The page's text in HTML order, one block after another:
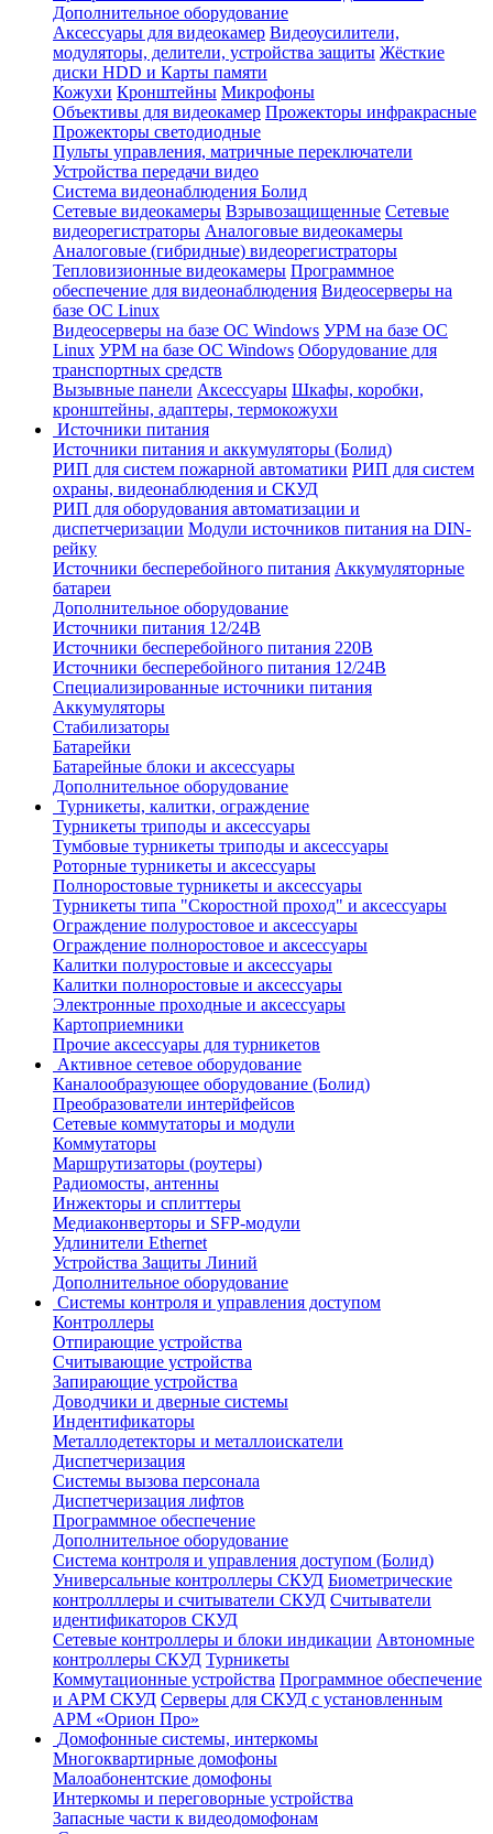
Дополнительное оборудование
Аксессуары для видеокамер Видеоусилители,
модуляторы, делители, устройства защиты Жёсткие
диски HDD и Карты памяти
Кожухи Кронштейны Микрофоны
Объективы для видеокамер Прожекторы инфракрасные
Прожекторы светодиодные
Пульты управления, матричные переключатели
Устройства передачи видео
Система видеонаблюдения Болид
Сетевые видеокамеры Взрывозащищенные Сетевые
видеорегистраторы Аналоговые видеокамеры
Аналоговые (гибридные) видеорегистраторы
Тепловизионные видеокамеры Программное
обеспечение для видеонаблюдения Видеосерверы на
базе ОС Linux
Видеосерверы на базе ОС Windows УРМ на базе ОС
Linux УРМ на базе ОС Windows Оборудование для
транспортных средств
Вызывные панели Аксессуары Шкафы, коробки,
кронштейны, адаптеры, термокожухи
Источники питания
Источники питания и аккумуляторы (Болид)
РИП для систем пожарной автоматики РИП для систем
охраны, видеонаблюдения и СКУД
РИП для оборудования автоматизации и
диспетчеризации Модули источников питания на DIN-
рейку
Источники бесперебойного питания Аккумуляторные
батареи
Дополнительное оборудование
Источники питания 12/24В
Источники бесперебойного питания 220В
Источники бесперебойного питания 12/24В
Специализированные источники питания
Аккумуляторы
Стабилизаторы
Батарейки
Батарейные блоки и аксессуары
Дополнительное оборудование
Турникеты, калитки, ограждение
Турникеты триподы и аксессуары
Тумбовые турникеты триподы и аксессуары
Роторные турникеты и аксессуары
Полноростовые турникеты и аксессуары
Турникеты типа "Скоростной проход" и аксессуары
Ограждение полуростовое и аксессуары
Ограждение полноростовое и аксессуары
Калитки полуростовые и аксессуары
Калитки полноростовые и аксессуары
Электронные проходные и аксессуары
Картоприемники
Прочие аксессуары для турникетов
Активное сетевое оборудование
Каналообразующее оборудование (Болид)
Преобразователи интерйфейсов
Сетевые коммутаторы и модули
Коммутаторы
Маршрутизаторы (роутеры)
Радиомосты, антенны
Инжекторы и сплиттеры
Медиаконверторы и SFP-модули
Удлинители Ethernet
Устройства Защиты Линий
Дополнительное оборудование
Системы контроля и управления доступом
Контроллеры
Отпирающие устройства
Считывающие устройства
Запирающие устройства
Доводчики и дверные системы
Индентификаторы
Металлодетекторы и металлоискатели
Диспетчеризация
Системы вызова персонала
Диспетчеризация лифтов
Программное обеспечение
Дополнительное оборудование
Система контроля и управления доступом (Болид)
Универсальные контроллеры СКУД Биометрические
контролллеры и считыватели СКУД Считыватели
идентификаторов СКУД
Сетевые контроллеры и блоки индикации Автономные
контроллеры СКУД Турникеты
Коммутационные устройства Программное обеспечение
и АРМ СКУД Серверы для СКУД с установленным
АРМ «Орион Про»
Домофонные системы, интеркомы
Многоквартирные домофоны
Малоабонентские домофоны
Интеркомы и переговорные устройства
Запасные части к видеодомофонам